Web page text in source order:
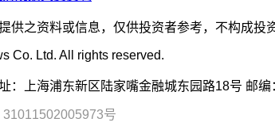
供之资料或信息，仅供投资者参考，不构成投
Co. Ltd. All rights reserved.
：上海浦东新区陆家嘴金融城东园路18号 邮
31011502005973号